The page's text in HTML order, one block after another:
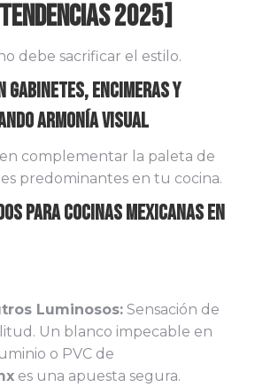
2025]
debe sacrificar el estilo.
Gabinetes, Encimeras y
Armonía Visual
complementar la paleta de
predominantes en tu cocina.
para Cocinas Mexicanas en
Luminosos: Sensación de
Un blanco impecable en
o PVC de
es una apuesta segura.